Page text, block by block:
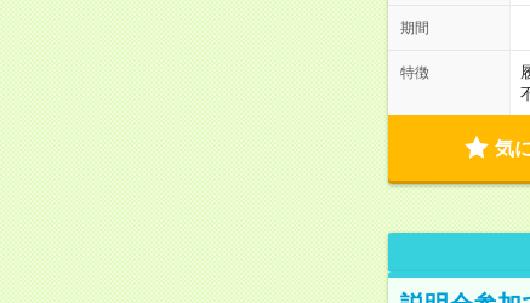
期間
特徴
気